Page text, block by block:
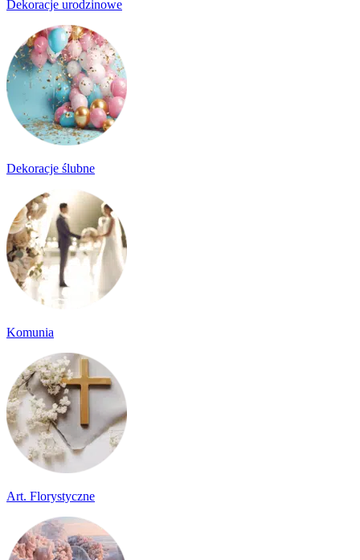
Dekoracje urodzinowe
Dekoracje ślubne
Komunia
Art. Florystyczne